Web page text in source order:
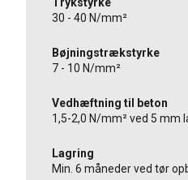
30 - 40 N/mm²
Bøjningstrækstyrke
7 - 10 N/mm²
Vedhæftning til beton
1,5-2,0 N/mm² ved 5 mm
Lagring
Min. 6 måneder ved tør